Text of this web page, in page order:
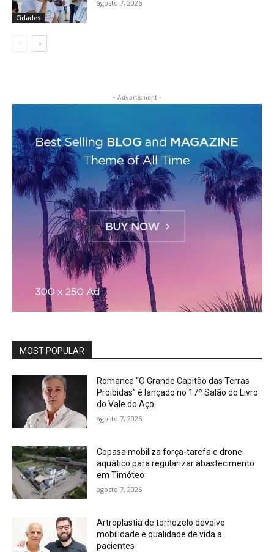
Cidades
agosto 7, 2026
- Advertisment -
MOST POPULAR
Romance “O Grande Capitão das Terras
Proibidas” é lançado no 17º Salão do Livro
do Vale do Aço
agosto 7, 2026
Copasa mobiliza força-tarefa e drone
aquático para regularizar abastecimento
em Timóteo
agosto 7, 2026
Artroplastia de tornozelo devolve
mobilidade e qualidade de vida a
pacientes